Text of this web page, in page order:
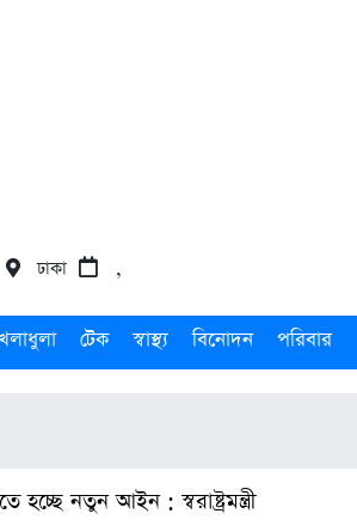
ঢাকা ,
টেক স্বাস্থ্য বিনোদন পরিবার
নতুন আইন : স্বরাষ্ট্রমন্ত্রী